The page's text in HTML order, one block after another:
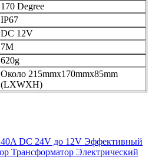
170 Degree
IP67
DC 12V
7M
620g
Около 215mmx170mmx85mm
(LXWXH)